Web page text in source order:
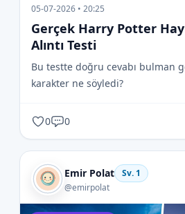
05-07-2026 • 20:25
Gerçek Harry Potter
Alıntı Testi
Bu testte doğru cevabı bulman
karakter ne söyledi?
0 0
Emir Polat Sv. 1
@emirpolat